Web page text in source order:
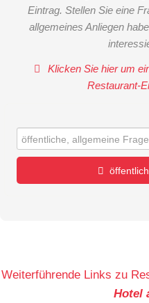
Eintrag. Stellen Sie eine
allgemeines Anliegen
Klicken Sie hier um
Restaurant-
Weiterführende Links zu
Hotel